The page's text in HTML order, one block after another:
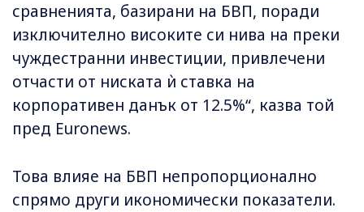
сравненията, базирани на БВП, поради
изключително високите си нива на преки
чуждестранни инвестиции, привлечени
отчасти от ниската ѝ ставка на
корпоративен данък от 12.5%“, казва той
пред Euronews.
Това влияе на БВП непропорционално
спрямо други икономически показатели.